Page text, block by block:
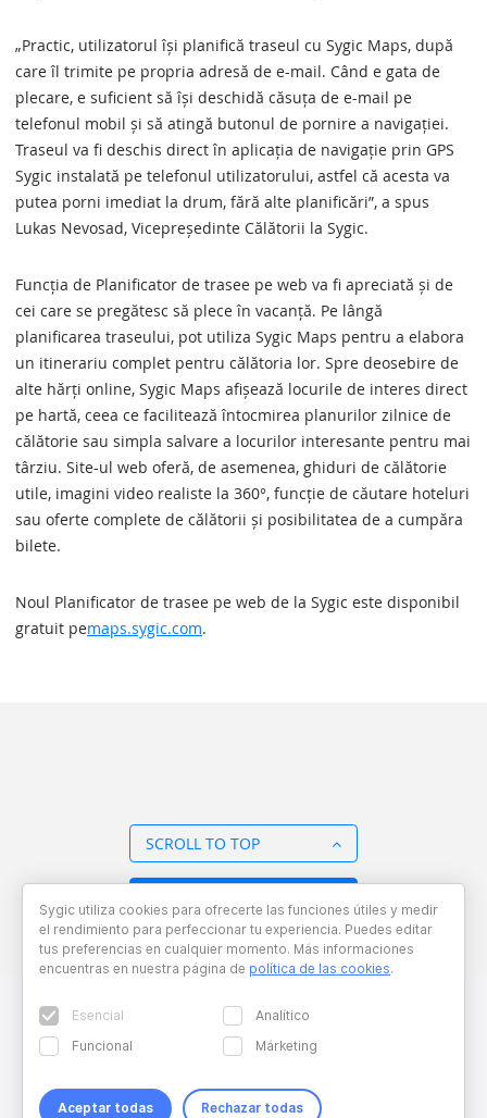
„Practic, utilizatorul își planifică traseul cu Sygic Maps, după
care îl trimite pe propria adresă de e-mail. Când e gata de
plecare, e suficient să își deschidă căsuța de e-mail pe
telefonul mobil și să atingă butonul de pornire a navigației.
Traseul va fi deschis direct în aplicația de navigație prin GPS
Sygic instalată pe telefonul utilizatorului, astfel că acesta va
putea porni imediat la drum, fără alte planificări”, a spus
Lukas Nevosad, Vicepreședinte Călătorii la Sygic.
Funcția de Planificator de trasee pe web va fi apreciată și de
cei care se pregătesc să plece în vacanță. Pe lângă
planificarea traseului, pot utiliza Sygic Maps pentru a elabora
un itinerariu complet pentru călătoria lor. Spre deosebire de
alte hărți online, Sygic Maps afișează locurile de interes direct
pe hartă, ceea ce facilitează întocmirea planurilor zilnice de
călătorie sau simpla salvare a locurilor interesante pentru mai
târziu. Site-ul web oferă, de asemenea, ghiduri de călătorie
utile, imagini video realiste la 360°, funcție de căutare hoteluri
sau oferte complete de călătorii și posibilitatea de a cumpăra
bilete.
Noul Planificator de trasee pe web de la Sygic este disponibil
gratuit pemaps.sygic.com.
SCROLL TO TOP
Sygic utiliza cookies para ofrecerte las funciones útiles y medir
el rendimiento para perfeccionar tu experiencia. Puedes editar
tus preferencias en cualquier momento. Más informaciones
encuentras en nuestra página de política de las cookies.
Esencial
Analítico
Funcional
Márketing
Aceptar todas Rechazar todas